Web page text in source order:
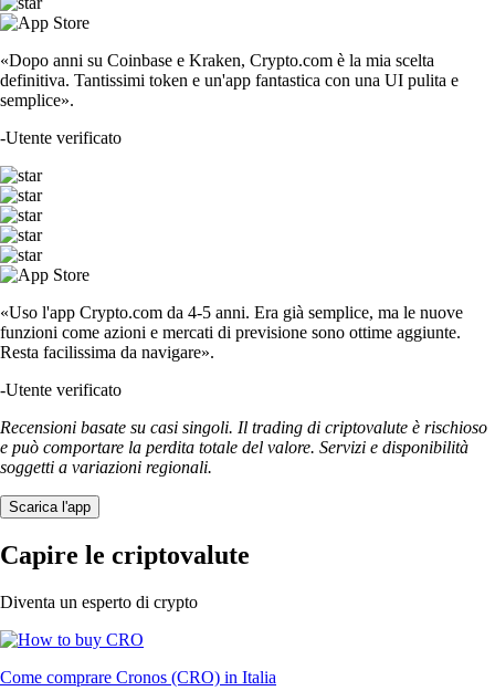
«Dopo anni su Coinbase e Kraken, Crypto.com è la mia scelta
definitiva. Tantissimi token e un'app fantastica con una UI pulita e
semplice».
-Utente verificato
«Uso l'app Crypto.com da 4-5 anni. Era già semplice, ma le nuove
funzioni come azioni e mercati di previsione sono ottime aggiunte.
Resta facilissima da navigare».
-Utente verificato
Recensioni basate su casi singoli. Il trading di criptovalute è rischioso
e può comportare la perdita totale del valore. Servizi e disponibilità
soggetti a variazioni regionali.
Scarica l'app
Capire le criptovalute
Diventa un esperto di crypto
Come comprare Cronos (CRO) in Italia